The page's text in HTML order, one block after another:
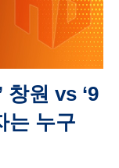
창원 vs ‘9
는 누구